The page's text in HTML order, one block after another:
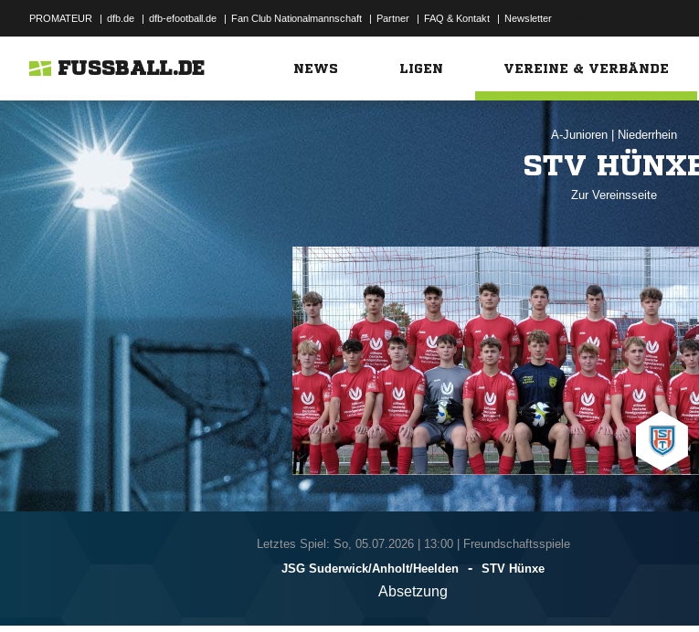
PROMATEUR | dfb.de | dfb-efootball.de | Fan Club Nationalmannschaft | Partner | FAQ & Kontakt | Newsletter
FUSSBALL.DE NEWS LIGEN VEREINE & VERBÄNDE
A-Junioren Niederrhein
STV
Zur Vereinsseite
Letztes Spiel: So, 05.07.2026| 13:00 | Freundschaftsspiele
JSG Suderwick/​Anholt/​Heelden
- STV Hünxe
Absetzung